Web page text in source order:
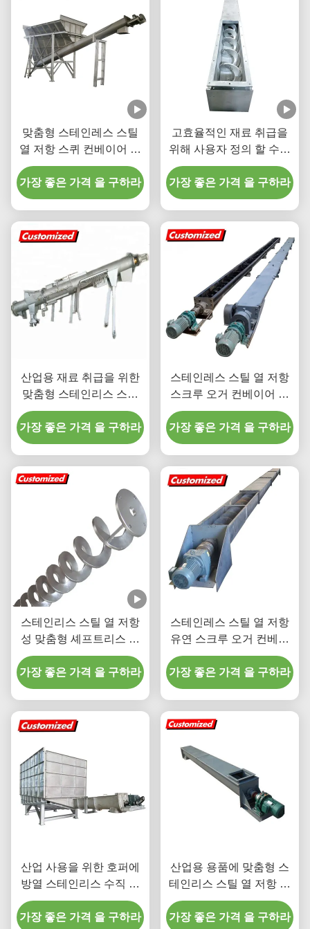
맞춤형 스테인레스 스틸
열 저항 스퀴 컨베이어 광
업 및 식품 산업용 유연한
오거 컨베이어
가장 좋은 가격 을 구하라
고효율적인 재료 취급을
위해 사용자 정의 할 수있
는 스테인리스 스틸 셰프
트리스 스크루 컨베이어
가장 좋은 가격 을 구하라
산업용 재료 취급을 위한
맞춤형 스테인리스 스틸
열 저항 스크루 오거 컨베
이어
가장 좋은 가격 을 구하라
스테인레스 스틸 열 저항
스크루 오거 컨베이어 워
크 엘리베이터 사용자 정
의 차원
가장 좋은 가격 을 구하라
스테인리스 스틸 열 저항
성 맞춤형 셰프트리스 나
선 나선 오거 컨베이어
가장 좋은 가격 을 구하라
스테인레스 스틸 열 저항
유연 스크루 오거 컨베이
어
가장 좋은 가격 을 구하라
산업 사용을 위한 호퍼에
방열 스테인리스 수직 ​​가
동 가능한 송곳 컨베이어
가장 좋은 가격 을 구하라
산업용 용품에 맞춤형 스
테인리스 스틸 열 저항 스
크루 오거 컨베이어
가장 좋은 가격 을 구하라